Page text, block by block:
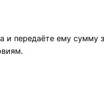
ему сумму